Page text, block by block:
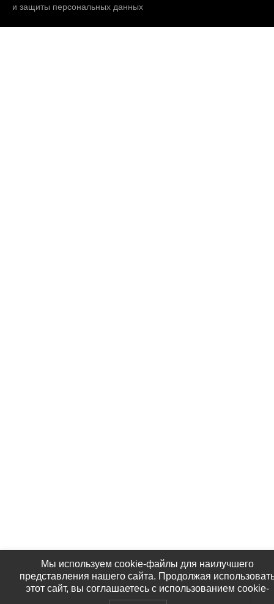
и защиты персональных данных
Мы используем cookie-файлы для наилучшего
представления нашего сайта. Продолжая
этот сайт, вы соглашаетесь с использованием cookie-